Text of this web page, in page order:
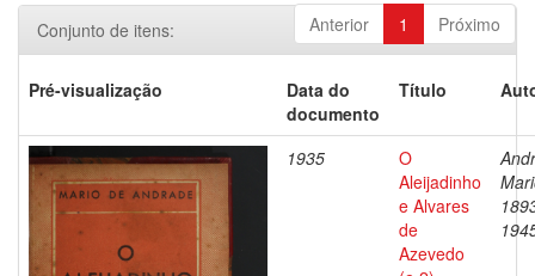
Anterior 1 Próximo
Conjunto de itens:
Pré-visualização
Data do
documento
Título
1935
O
Aleijadinho
e Alvares
de
Azevedo